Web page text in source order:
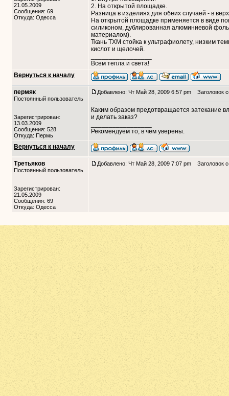
21.05.2009
Сообщения: 69
Откуда: Одесса
2. На открытой площадке.
Разница в изделиях для обеих случаей - в
На открытой площадке применяется в виде
силиконом, дублированная алюминиевой
материалом).
Ткань ТХМ стойка к ультрафиолету, низким
кислот и щелочей.
Всем тепла и света!
Вернуться к началу
пермяк
Постоянный пользователь
Зарегистрирован:
13.03.2009
Сообщения: 528
Откуда: Пермь
Добавлено: Чт Май 28, 2009 6:57 pm Заголовок
Каким образом предотвращается затекание
и делать заказ?
Рекомендуем то, в чем уверены.
Вернуться к началу
Третьяков
Постоянный пользователь
Зарегистрирован:
21.05.2009
Сообщения: 69
Откуда: Одесса
Добавлено: Чт Май 28, 2009 7:07 pm Заголовок